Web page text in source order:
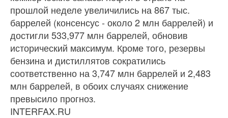
прошлой неделе увеличились на 867 тыс.
баррелей (консенсус - около 2 млн баррелей) и
достигли 533,977 млн баррелей, обновив
исторический максимум. Кроме того, резервы
бензина и дистиллятов сократились
соответственно на 3,747 млн баррелей и 2,483
млн баррелей, в обоих случаях снижение
превысило прогноз.
INTERFAX.RU